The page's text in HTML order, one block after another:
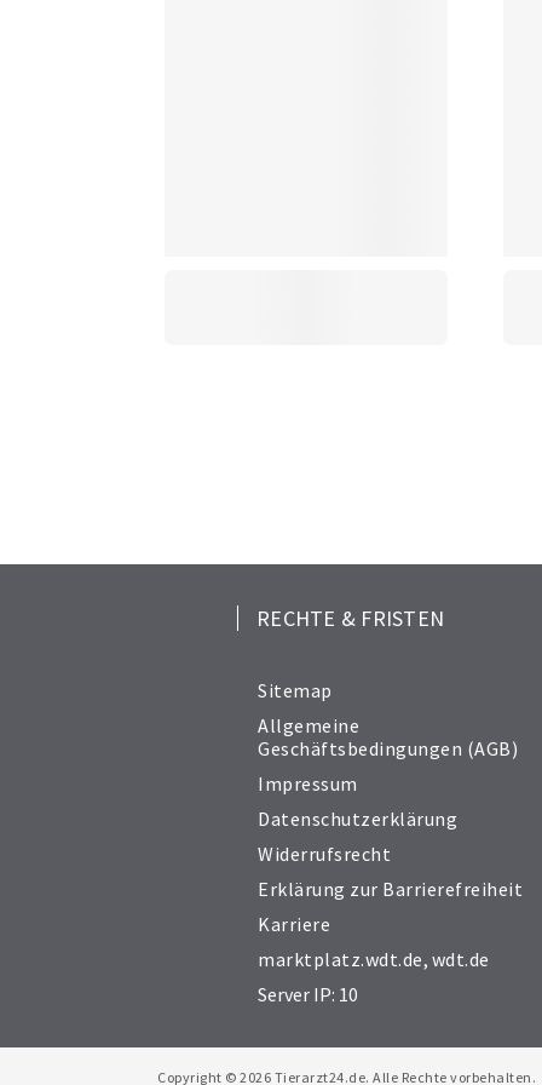
RECHTE & FRISTEN
Sitemap
Allgemeine
Geschäftsbedingungen (AGB)
Impressum
Datenschutzerklärung
Widerrufsrecht
Erklärung zur Barrierefreiheit
Karriere
marktplatz.wdt.de, wdt.de
Server IP: 10
Copyright © 2026 Tierarzt24.de. Alle Rechte vorbehalten.